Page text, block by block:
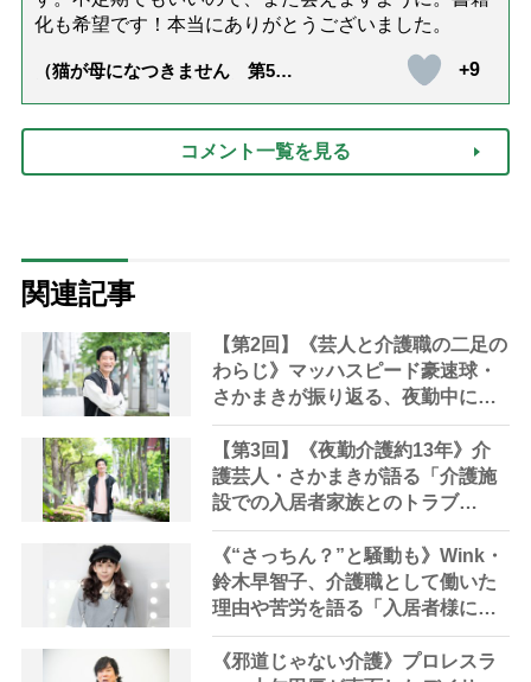
化も希望です！本当にありがとうございました。
（猫が母になつきません 第500
+9
コメント一覧を見る
関連記事
【第2回】《芸人と介護職の二足の
わらじ》マッハスピード豪速球・
さかまきが振り返る、夜勤中に向
き合った暴れる“柔道黒帯のおじい
さん”「夜中に『もう帰る！』と言
い出したので止めようとした
ら…」
【第3回】《夜勤介護約13年》介
護芸人・さかまきが語る「介護施
設での入居者家族とのトラブ
ル」 ゼロにはできない「転倒事
故」へのクレームに現場は疲弊
《“さっちん？”と騒動も》Wink・
鈴木早智子、介護職として働いた
理由や苦労を語る「入居者様に蹴
飛ばされたことも」「夜勤は1人体
制。仮眠をとる時間もなかった」
《邪道じゃない介護》プロレスラ